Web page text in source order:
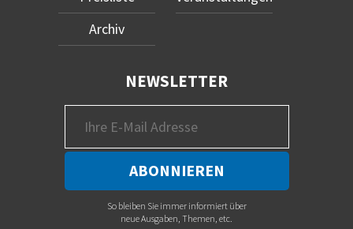
Archiv
NEWSLETTER
So bleiben Sie immer informiert über
neue Ausgaben, Themen, etc.